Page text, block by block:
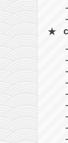
тонфа
тсунами дојо
програм